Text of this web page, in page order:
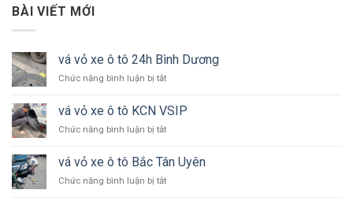
BÀI VIẾT MỚI
vá vỏ xe ô tô 24h Bình Dương
Chức năng bình luận bị tắtở
vỏ
xe
ô
24h
Dương
vá vỏ xe ô tô KCN VSIP
Chức năng bình luận bị tắtở
vỏ
xe
ô
vá vỏ xe ô tô Bắc Tân Uyên
Chức năng bình luận bị tắtở